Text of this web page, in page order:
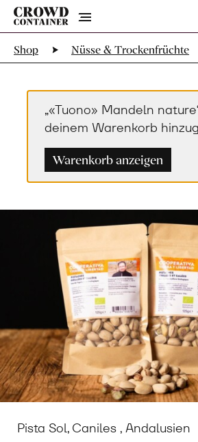
Menu
Shop Nüsse & Trockenfrüchte
„«Tuono» Mandeln
deinem Warenkorb
Warenkorb anzeigen
Pista Sol, Caniles , Andalusien